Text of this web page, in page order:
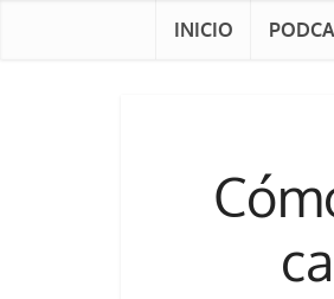
INICIO